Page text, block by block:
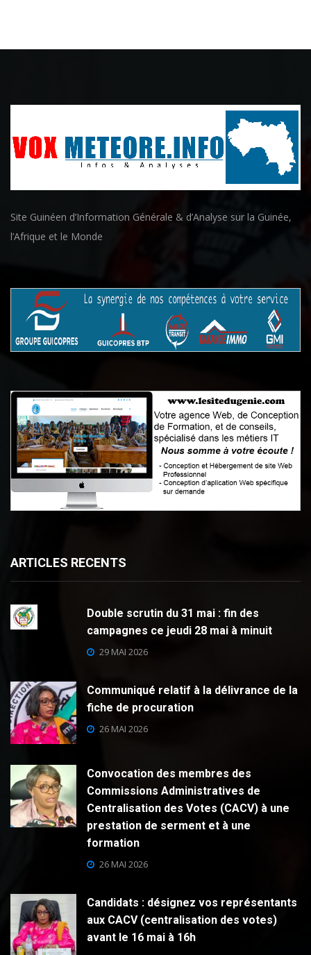
Site Guinéen d’Information Générale & d’Analyse sur la Guinée,
l’Afrique et le Monde
ARTICLES RECENTS
Double scrutin du 31 mai : fin des
campagnes ce jeudi 28 mai à minuit
29 MAI 2026
Communiqué relatif à la délivrance de la
fiche de procuration
26 MAI 2026
Convocation des membres des
Commissions Administratives de
Centralisation des Votes (CACV) à une
prestation de serment et à une
formation
26 MAI 2026
Candidats : désignez vos représentants
aux CACV (centralisation des votes)
avant le 16 mai à 16h